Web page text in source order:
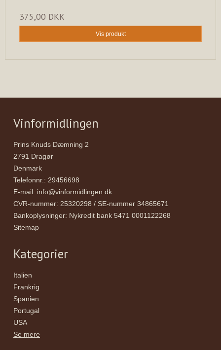
375,00 DKK
Vis produkt
Vinformidlingen
Prins Knuds Dæmning 2
2791 Dragør
Denmark
Telefonnr. : 29456698
E-mail: info@vinformidlingen.dk
CVR-nummer: 25320298 / SE-nummer 34865671
Bankoplysninger: Nykredit bank 5471 0001122268
Sitemap
Kategorier
Italien
Frankrig
Spanien
Portugal
USA
Se mere